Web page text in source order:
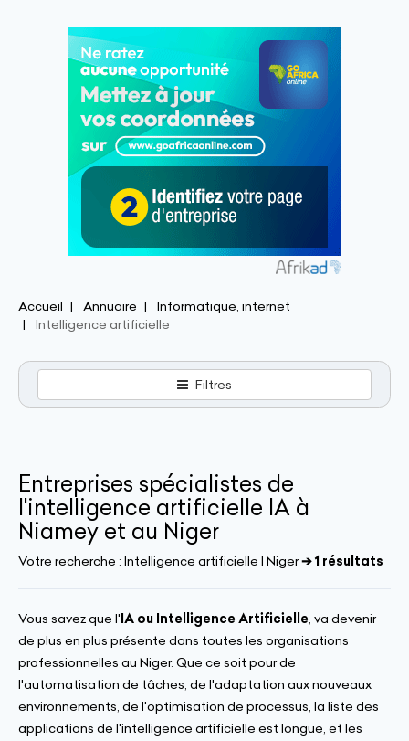
Accueil Annuaire
Informatique, internet
Intelligence artificielle
Filtres
Entreprises spécialistes de
l'intelligence artificielle IA à
Niamey et au Niger
Votre recherche : Intelligence artificielle | Niger➔ 1 résultats
Vous savez que l'IA ou Intelligence Artificielle, va devenir
de plus en plus présente dans toutes les organisations
professionnelles au Niger. Que ce soit pour de
l'automatisation de tâches, de l'adaptation aux nouveaux
environnements, de l'optimisation de processus, la liste des
applications de l'intelligence artificielle est longue, et les